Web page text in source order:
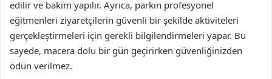
edilir ve bakım yapılır. Ayrıca, parkın profesyonel
eğitmenleri ziyaretçilerin güvenli bir şekilde aktiviteleri
gerçekleştirmeleri için gerekli bilgilendirmeleri yapar. Bu
sayede, macera dolu bir gün geçirirken güvenliğinizden
ödün verilmez.